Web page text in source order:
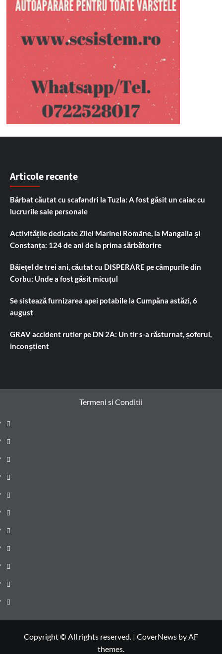
Articole recente
Bărbat căutat cu scafandri la Tuzla: A fost găsit un caiac cu
lucrurile sale personale
Activitățile dedicate Zilei Marinei Române, la Mangalia și
Constanța: 124 de ani de la prima sărbătorire
Băiețel de trei ani, căutat cu DISPERARE pe câmpurile din
Corbu: Unde a fost găsit micuțul
Se sistează furnizarea apei potabile la Cumpăna astăzi, 6
august
GRAV accident rutier pe DN 2A: Un tir s-a răsturnat, șoferul,
inconștient
Termeni si Conditii
Prima
pagină
Știri
de
ultima
Administrație
locală
Actualitate
Justiție
Cultura
Sănătate
Litoral
Joburi
Politică
Comunicate
Copyright © All rights reserved. | CoverNews by AF
themes.